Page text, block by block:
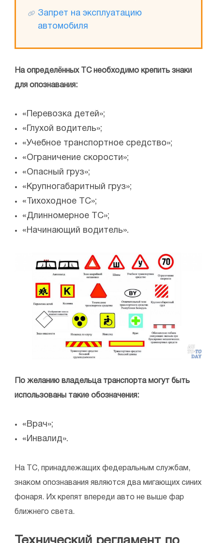
Запрет на эксплуатацию
автомобиля
На определённых ТС необходимо крепить знаки
для опознавания:
«Перевозка детей»;
«Глухой водитель»;
«Учебное транспортное средство»;
«Ограничение скорости»;
«Опасный груз»;
«Крупногабаритный груз»;
«Тихоходное ТС»;
«Длинномерное ТС»;
«Начинающий водитель».
По желанию владельца транспорта могут быть
использованы такие обозначения:
«Врач»;
«Инвалид».
На ТС, принадлежащих федеральным службам,
знаком опознавания являются два мигающих синих
фонаря. Их крепят впереди авто не выше фар
ближнего света.